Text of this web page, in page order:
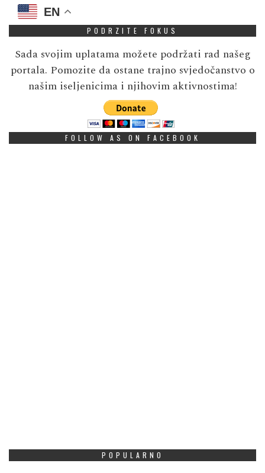
EN
PODRZITE FOKUS
Sada svojim uplatama možete podržati rad našeg
portala. Pomozite da ostane trajno svjedočanstvo o
našim iseljenicima i njihovim aktivnostima!
FOLLOW AS ON FACEBOOK
POPULARNO